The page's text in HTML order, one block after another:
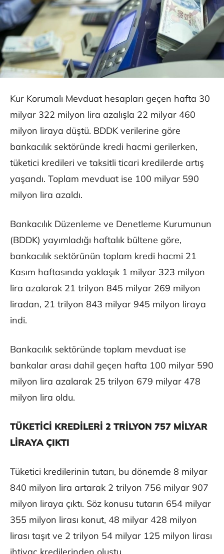
Kur Korumalı Mevduat hesapları geçen hafta 30
milyar 322 milyon lira azalışla 22 milyar 460
milyon liraya düştü. BDDK verilerine göre
bankacılık sektöründe kredi hacmi gerilerken,
tüketici kredileri ve taksitli ticari kredilerde artış
yaşandı. Toplam mevduat ise 100 milyar 590
milyon lira azaldı.
Bankacılık Düzenleme ve Denetleme Kurumunun
(BDDK) yayımladığı haftalık bültene göre,
bankacılık sektörünün toplam kredi hacmi 21
Kasım haftasında yaklaşık 1 milyar 323 milyon
lira azalarak 21 trilyon 845 milyar 269 milyon
liradan, 21 trilyon 843 milyar 945 milyon liraya
indi.
Bankacılık sektöründe toplam mevduat ise
bankalar arası dahil geçen hafta 100 milyar 590
milyon lira azalarak 25 trilyon 679 milyar 478
milyon lira oldu.
TÜKETİCİ KREDİLERİ 2 TRİLYON 757 MİLYAR
LİRAYA ÇIKTI
Tüketici kredilerinin tutarı, bu dönemde 8 milyar
840 milyon lira artarak 2 trilyon 756 milyar 907
milyon liraya çıktı. Söz konusu tutarın 654 milyar
355 milyon lirası konut, 48 milyar 428 milyon
lirası taşıt ve 2 trilyon 54 milyar 125 milyon lirası